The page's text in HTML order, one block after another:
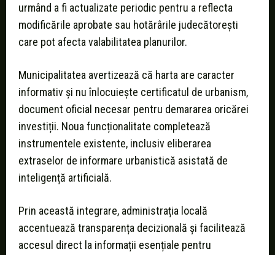
urmând a fi actualizate periodic pentru a reflecta
modificările aprobate sau hotărârile judecătorești
care pot afecta valabilitatea planurilor.
Municipalitatea avertizează că harta are caracter
informativ și nu înlocuiește certificatul de urbanism,
document oficial necesar pentru demararea oricărei
investiții. Noua funcționalitate completează
instrumentele existente, inclusiv eliberarea
extraselor de informare urbanistică asistată de
inteligență artificială.
Prin această integrare, administrația locală
accentuează transparența decizională și facilitează
accesul direct la informații esențiale pentru